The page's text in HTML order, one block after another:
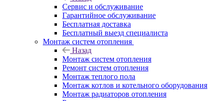
Сервис и обслуживание
Гарантийное обслуживание
Бесплатная доставка
Бесплатный выезд специалиста
Монтаж систем отопления
Назад
Монтаж систем отопления
Ремонт систем отопления
Монтаж теплого пола
Монтаж котлов и котельного оборудования
Монтаж радиаторов отопления